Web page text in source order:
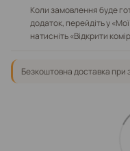
Коли замовлення буде
додаток, перейдіть у
натисніть «Відкрити
Безкоштовна доставка при